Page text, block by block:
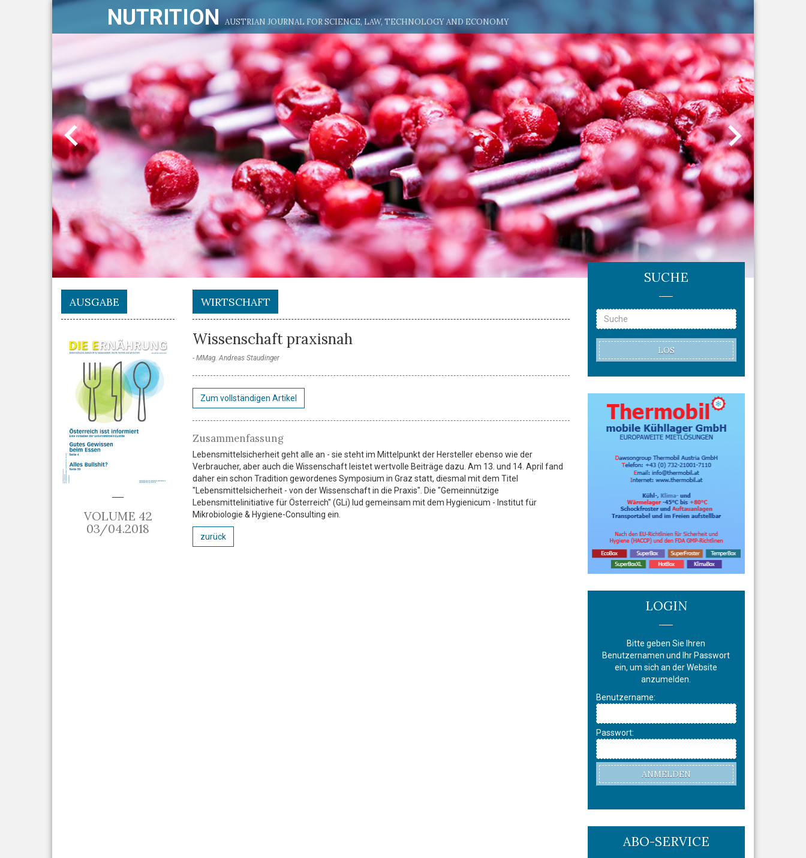
NUTRITIONAUSTRIAN JOURNAL FOR SCIENCE, LAW, TECHNOLOGY AND ECONOMY
AUSGABE
VOLUME 42
03/04.2018
WIRTSCHAFT
Wissenschaft praxisnah
MMag. Andreas Staudinger
Zum vollständigen Artikel
Zusammenfassung
Lebensmittelsicherheit geht alle an - sie steht im Mittelpunkt der Hersteller ebenso wie der
Verbraucher, aber auch die Wissenschaft leistet wertvolle Beiträge dazu. Am 13. und 14. April fand
daher ein schon Tradition gewordenes Symposium in Graz statt, diesmal mit dem Titel
"Lebensmittelsicherheit - von der Wissenschaft in die Praxis". Die "Gemeinnützige
Lebensmittelinitiative für Österreich" (GLi) lud gemeinsam mit dem Hygienicum - Institut für
Mikrobiologie & Hygiene-Consulting ein.
zurück
SUCHE
LOS
LOGIN
Bitte geben Sie Ihren
Benutzernamen und Ihr Passwort
ein, um sich an der Website
anzumelden.
Benutzername:
Passwort:
ANMELDEN
ABO-SERVICE